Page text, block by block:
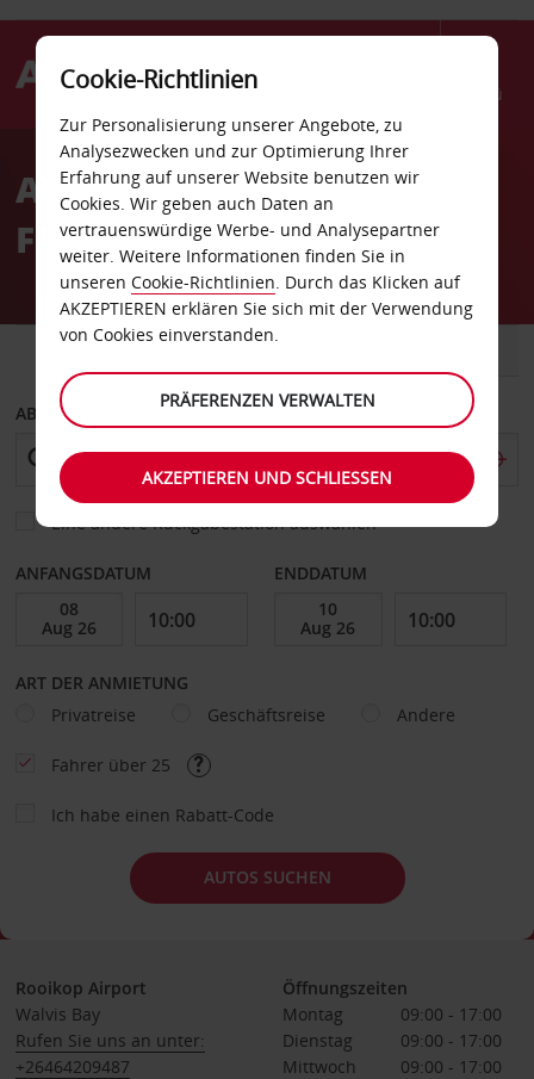
Menü
AvisAutovermietung Rooikop
Flughafen
ABHOLEN VON
Eine andere Rückgabestation auswählen
ANFANGSDATUM ENDDATUM
ART DER ANMIETUNG
Privatreise
Geschäftsreise Andere
Fahrer über 25
Ich habe einen Rabatt-Code
AUTOS SUCHEN
Rooikop Airport
Walvis Bay
Rufen Sie uns an unter:
+26464209487
Öffnungszeiten
Montag
09:00 - 17:00
Dienstag
09:00 - 17:00
Mittwoch
09:00 - 17:00
Cookie-Richtlinien
Zur Personalisierung unserer Angebote, zu
Analysezwecken und zur Optimierung Ihrer
Erfahrung auf unserer Website benutzen wir
Cookies. Wir geben auch Daten an
vertrauenswürdige Werbe- und Analysepartner
weiter. Weitere Informationen finden Sie in
unseren Cookie-Richtlinien. Durch das Klicken auf
AKZEPTIEREN erklären Sie sich mit der Verwendung
von Cookies einverstanden.
PRÄFERENZEN VERWALTEN
AKZEPTIEREN UND SCHLIESSEN